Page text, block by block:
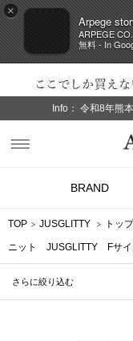
×
Arpege
ARPEGE
無料 - In
Info： 令和8年熊
BRAND
TOP JUSGLITTY トッ
ニット JUSGLITTY Fサイ
さらに絞り込む